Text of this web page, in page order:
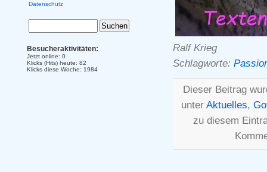
Ralf Krieg
Schlagworte:
Dieser Beitrag
unter Aktuelles,
zu diesem
Datenschutz
Besucheraktivitäten:
Jetzt online: 0
Klicks (Hits) heute: 82
Klicks diese Woche: 1984